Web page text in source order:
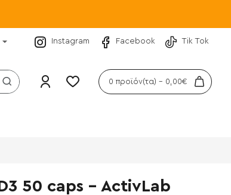
Instagram Facebook Tik Tok
0 προϊόν(τα) - 0,00€
50 caps - ActivLab